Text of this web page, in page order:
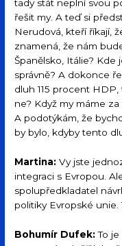
tady stát neplní svou
řešit my. A teď si
Nerudová, kteří říkají,
znamená, že nám
Španělsko, Itálie? Kde
správně? A dokonce
dluh 115 procent
ne? Když my máme
A podotýkám, že
by bylo, kdyby tento
Martina: Vy jste
integraci s Evropou.
spolupředkladatel
politiky Evropské
Bohumír Dufek:To